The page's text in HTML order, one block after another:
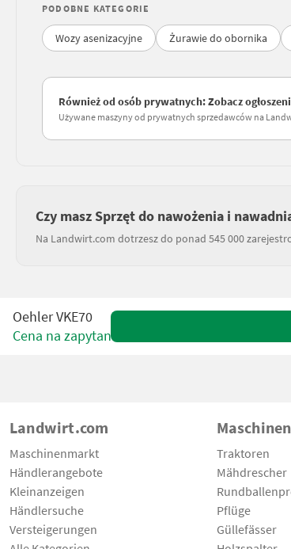
PODOBNE KATEGORIE
Wozy asenizacyjne Żurawie do obornika
Również od osób prywatnych: Zobacz
Używane maszyny od prywatnych sprzedawców na
Czy masz Sprzęt do nawożenia i
Na Landwirt.com dotrzesz do ponad 545 000
Oehler VKE70
Cena na zapytanie
Landwirt.com
Maschinenmarkt
Händlerangebote
Kleinanzeigen
Händlersuche
Versteigerungen
Traktoren
Mähdrescher
Pflüge
Güllefässer